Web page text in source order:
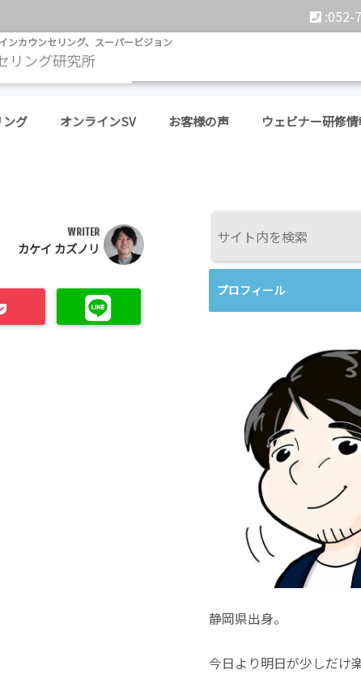
:052-
ンカウンセリング、スーパービジョン
グ オンラインSV お客様の声 ウェビナー研修情
WRITER
カケイ カズノリ
プロフィール
静岡県出身。
今日より明日が少しだけ